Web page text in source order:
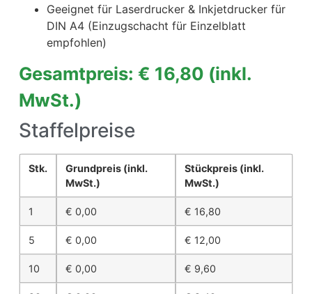
Geeignet für Laserdrucker & Inkjetdrucker für
DIN A4 (Einzugschacht für Einzelblatt
empfohlen)
Gesamtpreis: € 16,80 (inkl.
MwSt.)
Staffelpreise
Stk. Grundpreis (inkl.
MwSt.)
Stückpreis (inkl.
MwSt.)
1 € 0,00 € 16,80
5 € 0,00 € 12,00
10 € 0,00 € 9,60